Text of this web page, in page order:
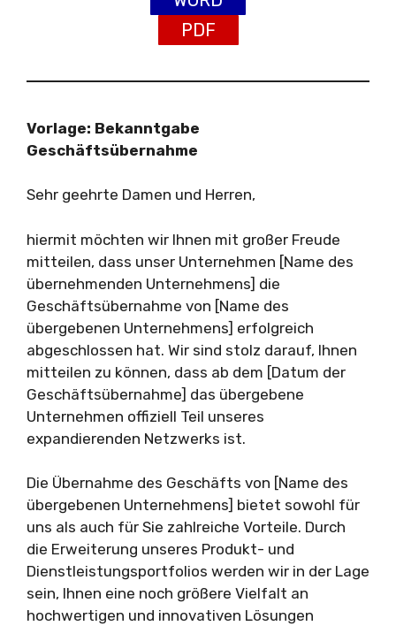
PDF
Vorlage: Bekanntgabe
Geschäftsübernahme
Sehr geehrte Damen und Herren,
hiermit möchten wir Ihnen mit großer Freude
mitteilen, dass unser Unternehmen [Name des
übernehmenden Unternehmens] die
Geschäftsübernahme von [Name des
übergebenen Unternehmens] erfolgreich
abgeschlossen hat. Wir sind stolz darauf, Ihnen
mitteilen zu können, dass ab dem [Datum der
Geschäftsübernahme] das übergebene
Unternehmen offiziell Teil unseres
expandierenden Netzwerks ist.
Die Übernahme des Geschäfts von [Name des
übergebenen Unternehmens] bietet sowohl für
uns als auch für Sie zahlreiche Vorteile. Durch
die Erweiterung unseres Produkt- und
Dienstleistungsportfolios werden wir in der Lage
sein, Ihnen eine noch größere Vielfalt an
hochwertigen und innovativen Lösungen